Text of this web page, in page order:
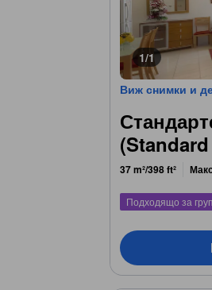
1/1
Виж снимки и
37 m²/398 ft²
Подходящо за